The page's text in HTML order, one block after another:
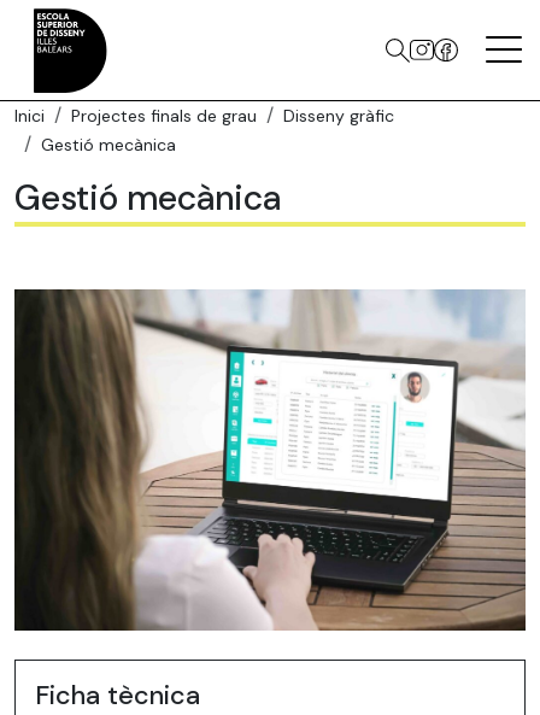
Inici Projectes finals de grau
Disseny gràfic
Gestió mecànica
Gestió mecànica
Ficha tècnica